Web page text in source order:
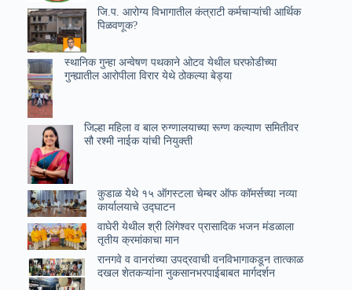
जि.प. आरोग्य विभागातील कंत्राटी कर्मचाऱ्यांची आर्थिक
पिळवणूक?
स्थानिक गुन्हा अन्वेषण पथकाने ओटव येथील घरफोडीच्या
गुन्ह्यातील आरोपीला विरार येथे ठोकल्या बेड्या
जिल्हा महिला व बाल रुग्णालयाच्या रूग्ण कल्याण समितीवर
सौ रश्मी नाईक यांची नियुक्ती
कुडाळ येथे १५ ऑगस्टला चेम्बर ऑफ कॉमर्सच्या नव्या
कार्यालयाचे उ‌द्घाटन
वाघेरी येथील श्री लिंगेश्वर प्रासादिक भजन मंडळाला
तृतीय क्रमांकाचा मान
रानगवे व वानरांच्या उपद्रवाची वनविभागाकडून तात्काळ
दखल शेतकऱ्यांना नुकसानभरपाईबाबत मार्गदर्शन